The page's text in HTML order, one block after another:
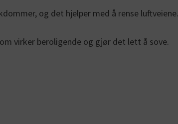
og det hjelper med å rense luftveiene.
virker beroligende og gjør det lett å sove.